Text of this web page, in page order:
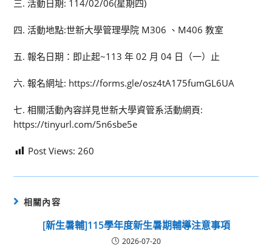
三. 活動日期: 114/02/06(星期四)
四. 活動地點:世新大學管理學院 M306 、M406 教室
五. 報名日期：即止起~113 年 02 月 04 日（一）止
六. 報名網址: https://forms.gle/osz4tA175fumGL6UA
七. 相關活動內容詳見世新大學資管系活動網頁:
https://tinyurl.com/5n6sbe5e
Post Views: 260
相關內容
[新生暑輔]115學年度新生暑期輔導注意事項
2026-07-20